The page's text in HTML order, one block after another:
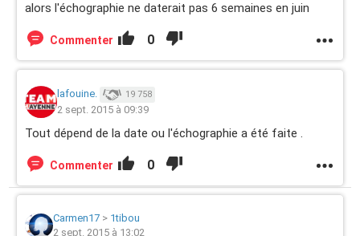
alors l'échographie ne daterait pas 6 semaines en juin
Commenter 0
lafouine. 19 758
2 sept. 2015 à 09:39
Tout dépend de la date ou l'échographie a été faite .
Commenter 0
Carmen17 > 1tibou
2 sept. 2015 à 13:02